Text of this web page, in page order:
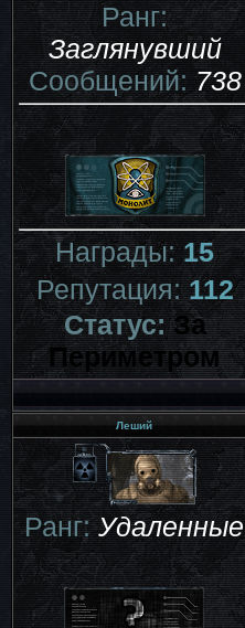
Ранг:
Заглянувший
Сообщений:738
Награды:15
Репутация:112
Статус:За
Периметром
Леший
Ранг:Удаленные